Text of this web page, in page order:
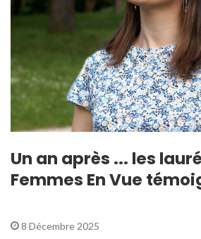
Un an après ... les
Femmes En Vue
8 Décembre 2025